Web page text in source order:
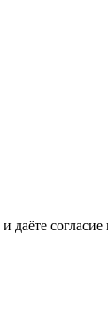
и даёте согласие